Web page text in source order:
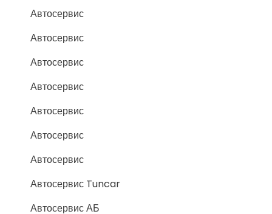
Автосервис
Автосервис
Автосервис
Автосервис
Автосервис
Автосервис
Автосервис
Автосервис Tuncar
Автосервис АБ